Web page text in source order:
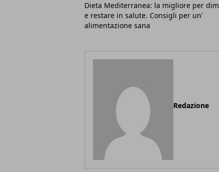
Dieta Mediterranea: la migliore per
e restare in salute. Consigli per un'
alimentazione sana
Redazione